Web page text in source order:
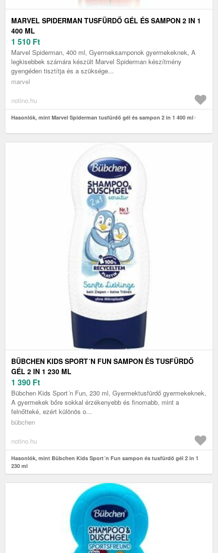
MARVEL SPIDERMAN TUSFÜRDŐ GÉL ÉS SAMPON 2 IN 1
400 ML
1 510 Ft
Marvel Spiderman, 400 ml, Gyermeksamponok gyermekeknek, A
legkisebbek számára készült Marvel Spiderman készítmény
gyengéden tisztítja és a szüksége...
marvel
notino.hu
Hasonlók, mint Marvel Spiderman tusfürdő gél és sampon 2 in 1 400 ml
BÜBCHEN KIDS SPORT´N FUN SAMPON ÉS TUSFÜRDŐ
GÉL 2 IN 1 230 ML
1 390 Ft
Bübchen Kids Sport´n Fun, 230 ml, Gyermektusfürdő gyermekeknek,
A gyermekek bőre sokkal érzékenyebb és finomabb, mint a
felnőtteké, ezért különös o...
bübchen
notino.hu
Hasonlók, mint Bübchen Kids Sport´n Fun sampon és tusfürdő gél 2 in 1
230 ml